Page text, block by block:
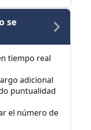
se
tiempo real
adicional
puntualidad
el número de